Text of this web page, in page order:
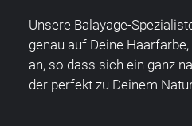
Unsere Balayage-
genau auf Deine
an, so dass sich ein ganz
der perfekt zu Deinem